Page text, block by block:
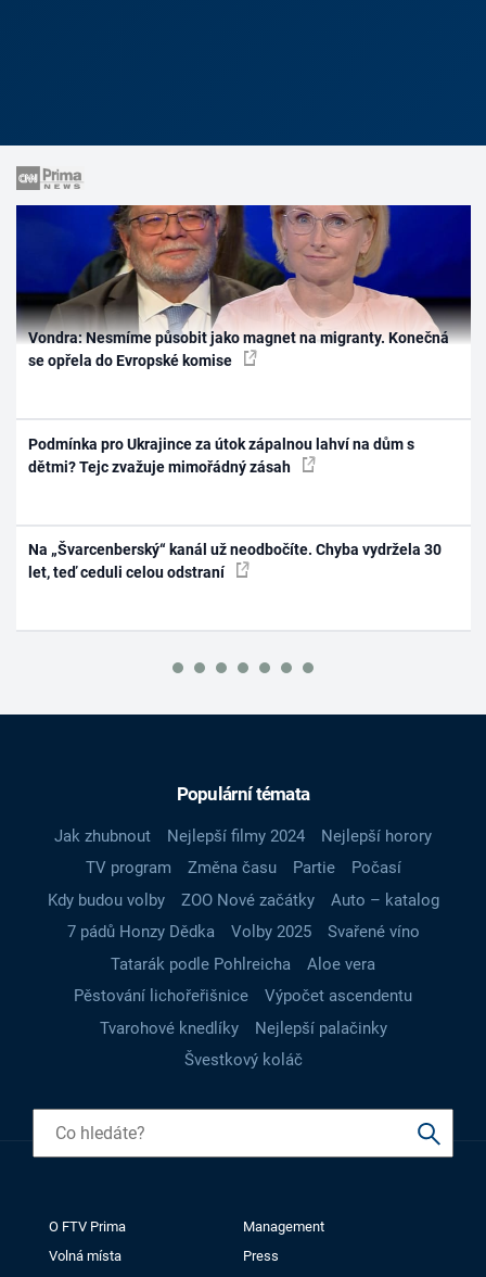
Vondra: Nesmíme působit jako magnet na migranty. Konečná
se opřela do Evropské komise
Podmínka pro Ukrajince za útok zápalnou lahví na dům s
dětmi? Tejc zvažuje mimořádný zásah
Na „Švarcenberský“ kanál už neodbočíte. Chyba vydržela 30
let, teď ceduli celou odstraní
Populární témata
Jak zhubnout Nejlepší filmy 2024
Nejlepší horory
TV program
Změna času Partie
Počasí
Kdy budou volby
ZOO Nové začátky
Auto – katalog
7 pádů Honzy Dědka
Volby 2025
Svařené víno
Tatarák podle Pohlreicha
Aloe vera
Pěstování lichořeřišnice
Výpočet ascendentu
Tvarohové knedlíky
Nejlepší palačinky
Švestkový koláč
O FTV Prima
Management
Volná místa
Press